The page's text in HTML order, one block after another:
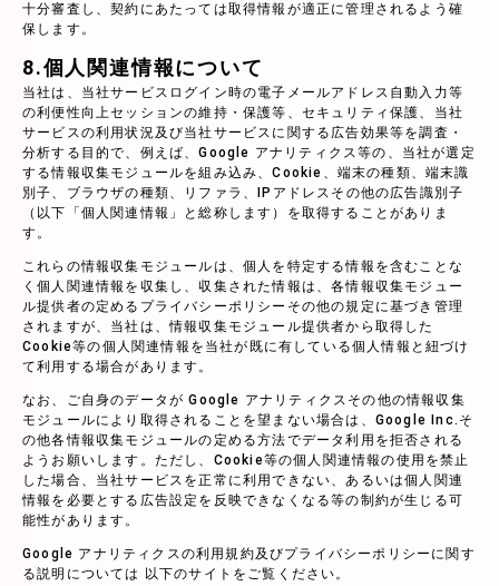
十分審査し、契約にあたっては取得情報が適正に管理されるよう確
保します。
8.個人関連情報について
当社は、当社サービスログイン時の電子メールアドレス自動入力等
の利便性向上セッションの維持・保護等、セキュリティ保護、当社
サービスの利用状況及び当社サービスに関する広告効果等を調査・
分析する目的で、例えば、Google アナリティクス等の、当社が選定
する情報収集モジュールを組み込み、Cookie、端末の種類、端末識
別子、ブラウザの種類、リファラ、IPアドレスその他の広告識別子
（以下「個人関連情報」と総称します）を取得することがありま
す。
これらの情報収集モジュールは、個人を特定する情報を含むことな
く個人関連情報を収集し、収集された情報は、各情報収集モジュー
ル提供者の定めるプライバシーポリシーその他の規定に基づき管理
されますが、当社は、情報収集モジュール提供者から取得した
Cookie等の個人関連情報を当社が既に有している個人情報と紐づけ
て利用する場合があります。
なお、ご自身のデータが Google アナリティクスその他の情報収集
モジュールにより取得されることを望まない場合は、Google Inc.そ
の他各情報収集モジュールの定める方法でデータ利用を拒否される
ようお願いします。ただし、Cookie等の個人関連情報の使用を禁止
した場合、当社サービスを正常に利用できない、あるいは個人関連
情報を必要とする広告設定を反映できなくなる等の制約が生じる可
能性があります。
Google アナリティクスの利用規約及びプライバシーポリシーに関す
る説明については 以下のサイトをご覧ください。